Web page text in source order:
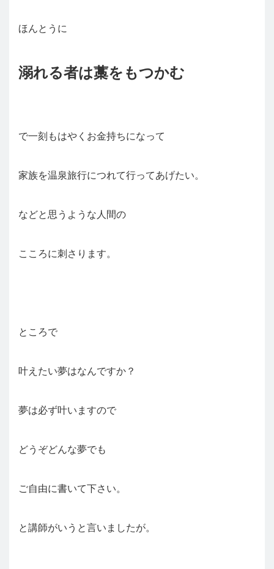
ほんとうに
溺れる者は藁をもつかむ
で一刻もはやくお金持ちになって
家族を温泉旅行につれて行ってあげたい。
などと思うような人間の
こころに刺さります。
ところで
叶えたい夢はなんですか？
夢は必ず叶いますので
どうぞどんな夢でも
ご自由に書いて下さい。
と講師がいうと言いましたが。